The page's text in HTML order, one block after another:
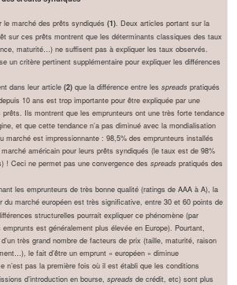
marché des prêts syndiqués (1). Deux articles portant sur la
sur ces prêts montrent que les déterminants classiques des taux
maturité…) ne suffisent pas à expliquer les taux observés.
un critère pertinent supplémentaire pour expliquer les différences
dans leur article (2) que la différence entre les spreads pratiqués
10 ans est trop importante pour être expliquée par une
prêts. Ils montrent que les emprunteurs ont une très forte tendance
et que cette tendance n’a pas diminué avec la mondialisation
marché est impressionnante : 98,5% des emprunteurs installés
américain pour leurs prêts syndiqués (le taux est de 98%
! Ceci ne permet pas une convergence des spreads pratiqués des
les emprunteurs de très bonne qualité (ratings de AAA à A), la
du marché européen est très significative, entre 30 et 60 points de
structurelles pourrait expliquer ce phénomène (par
est généralement plus élevée en Europe). Pourtant,
très grand nombre de facteurs de prix (taille, maturité, raison
le fait d’être un emprunt « européen » diminue
n’est pas la première fois où il est établi que les conditions
d’introduction en bourse, spreads de crédit, etc) sont plus